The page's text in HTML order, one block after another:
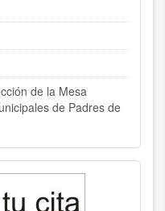
de la Mesa
de Padres de